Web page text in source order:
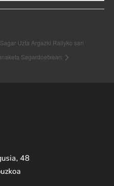
Sagar Uzta Argazki Rallyko sari
Sagardoetxean
48